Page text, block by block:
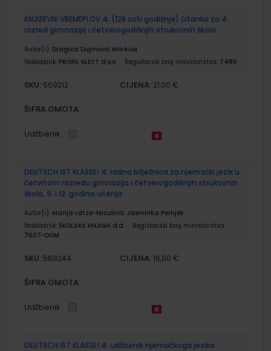
KNJIŽEVNI VREMEPLOV 4; (128 sati godišnje) čitanka za 4.
razred gimnazije i četverogodišnjih strukovnih škola
Autor(i): Dragica Dujmović Markusi
Nakladnik: PROFIL KLETT d.o.o. Registarski broj ministarstva: 7486
SKU: 569212 CIJENA: 21,00 €
ŠIFRA OMOTA:
Udžbenik
DEUTSCH IST KLASSE! 4; radna bilježnica za njemački jezik u
četvrtom razredu gimnazija i četverogodišnjih strukovnih
škola, 9. i 12. godina učenja
Autor(i): Marija Lđtze-Miculinić Jasminka Pernjek
Nakladnik: ŠKOLSKA KNJIGA d.d.
Registarski broj ministarstva:
7607-DOM
SKU: 569244 CIJENA: 16,00 €
ŠIFRA OMOTA:
Udžbenik
DEUTSCH IST KLASSE! 4; udžbenik njemačkoga jezika